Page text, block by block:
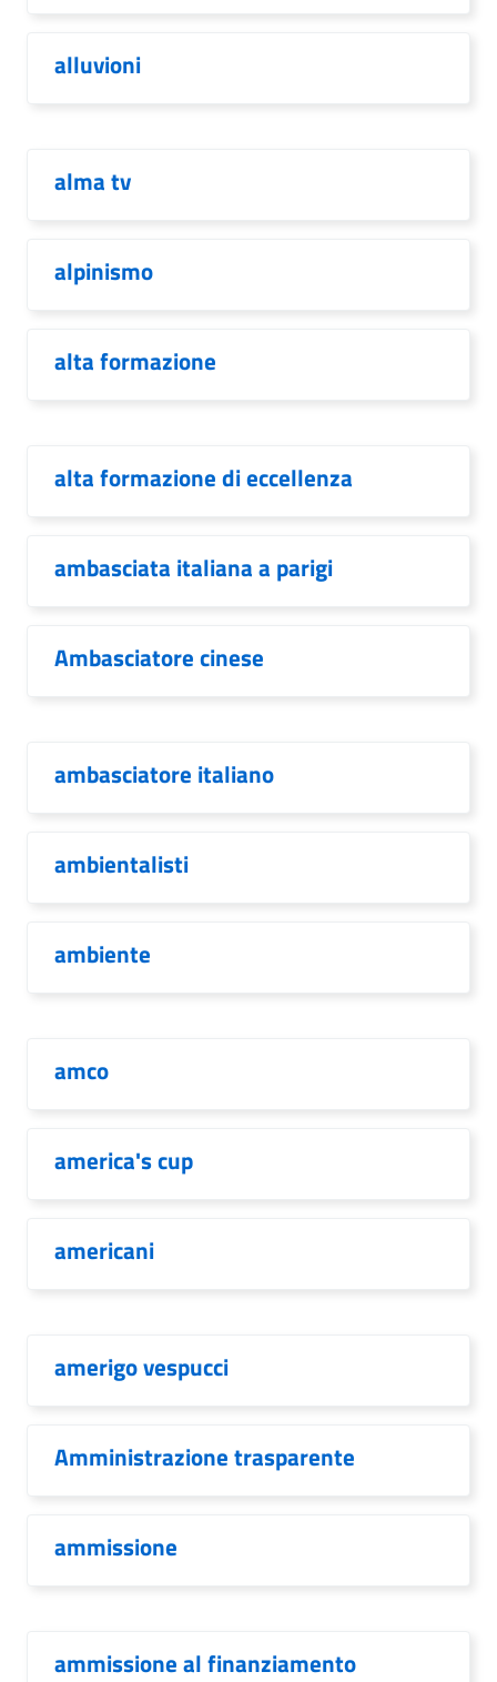
alluvioni
alma tv
alpinismo
alta formazione
alta formazione di eccellenza
ambasciata italiana a parigi
Ambasciatore cinese
ambasciatore italiano
ambientalisti
ambiente
amco
america's cup
americani
amerigo vespucci
Amministrazione trasparente
ammissione
ammissione al finanziamento